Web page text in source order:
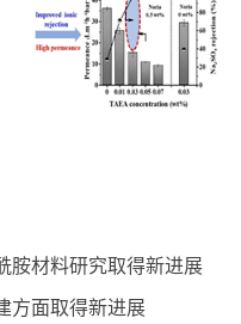
胺材料研究取得新进展
方面取得新进展